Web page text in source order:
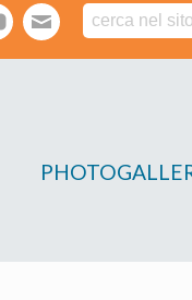
youtubewebmail